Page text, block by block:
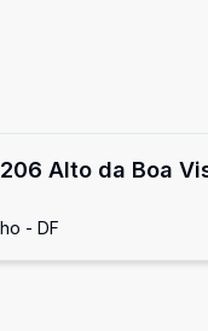
Alto da Boa
- DF